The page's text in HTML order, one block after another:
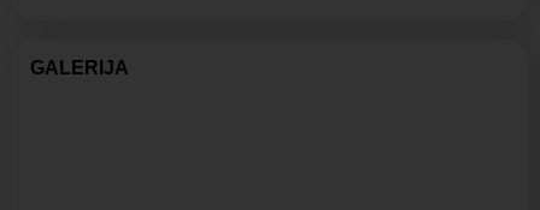
GALERIJA